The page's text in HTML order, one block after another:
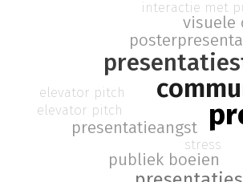
publiek boeien
presentatieangst
visuele
stress
elevator pitch
interactie met
elevator pitch